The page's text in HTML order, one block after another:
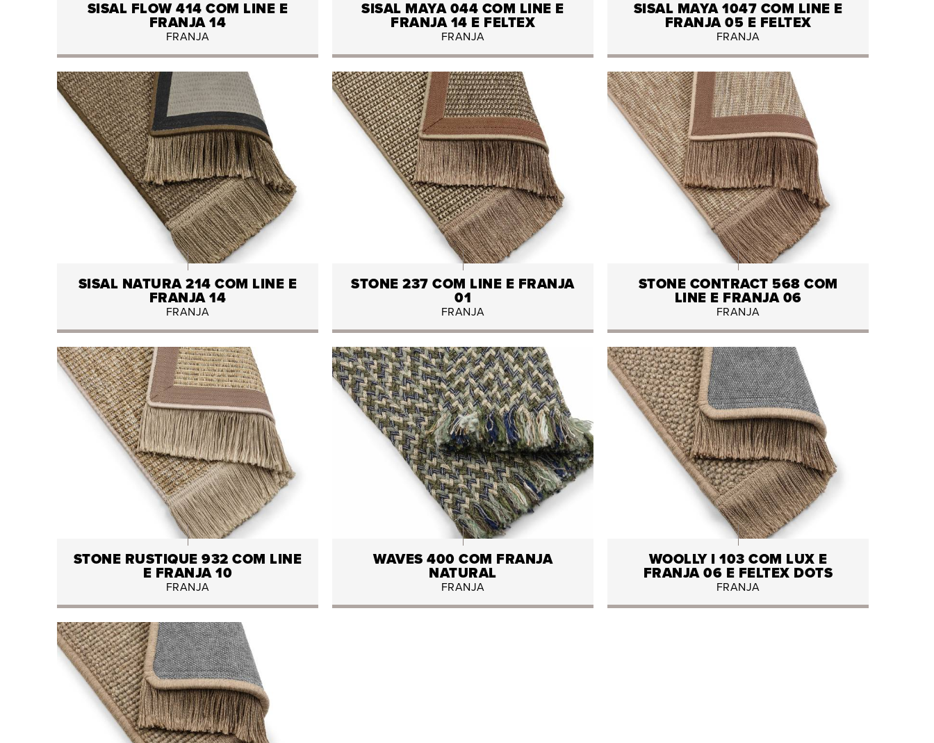
SISAL FLOW 414 COM LINE E
FRANJA 14
FRANJA
SISAL MAYA 044 COM LINE E
FRANJA 14 E FELTEX
FRANJA
SISAL MAYA 1047 COM LINE E
FRANJA 05 E FELTEX
FRANJA
SISAL NATURA 214 COM LINE E
FRANJA 14
FRANJA
STONE 237 COM LINE E FRANJA
01
FRANJA
STONE CONTRACT 568 COM
LINE E FRANJA 06
FRANJA
STONE RUSTIQUE 932 COM LINE
E FRANJA 10
FRANJA
WAVES 400 COM FRANJA
NATURAL
FRANJA
WOOLLY I 103 COM LUX E
FRANJA 06 E FELTEX DOTS
FRANJA